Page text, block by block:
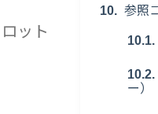
参照
ー）
ット